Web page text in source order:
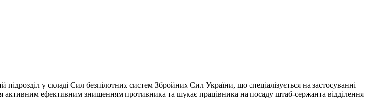
у складі Сил безпілотних систем Збройних Сил України, що спеціалізується на застосуванні
активним ефективним знищенням противника та шукає працівника на посаду штаб-сержанта відділення